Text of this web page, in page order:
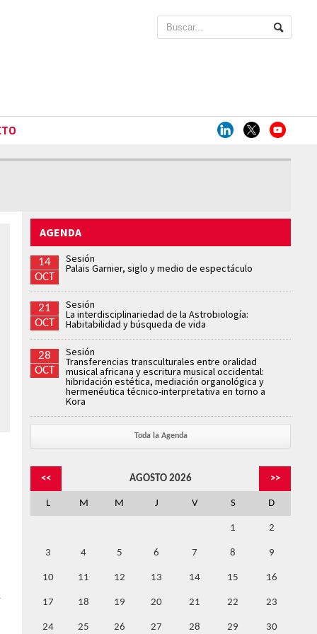
AGENDA
14
OCT
Sesión
Palais Garnier, siglo y medio de espectáculo
21
OCT
Sesión
La interdisciplinariedad de la Astrobiología:
Habitabilidad y búsqueda de vida
28
OCT
Sesión
Transferencias transculturales entre oralidad
musical africana y escritura musical occidental:
hibridación estética, mediación organológica y
hermenéutica técnico-interpretativa en torno a
Kora
Toda la Agenda
<< AGOSTO 2026 >>
L M M J V S D
1 2
3 4 5 6 7 8 9
10 11 12 13 14 15 16
17 18 19 20 21 22 23
24 25 26 27 28 29 30